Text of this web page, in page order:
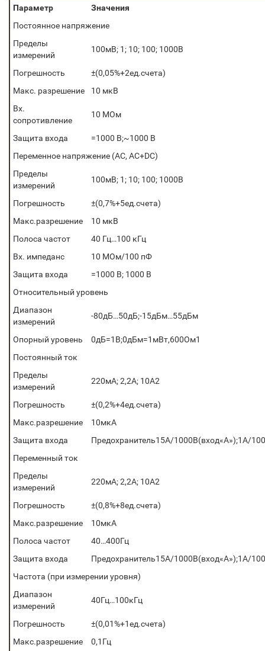
Параметр
Значения
Постоянное напряжение
Пределы
измерений
100мВ; 1; 10; 100; 1000В
Погрешность
±(0,05%+2ед.счета)
Макс. разрешение
10 мкВ
Вх.
сопротивление
10 МОм
Защита входа
=1000 В;~1000 В
Переменное напряжение (AC, AC+DС)
Пределы
измерений
100мВ; 1; 10; 100; 1000В
Погрешность
±(0,7%+5ед.счета)
Макс.разрешение
10 мкВ
Полоса частот
40 Гц…100 кГц
Вх. импеданс
10 МОм/100 пФ
Защита входа
=1000 В; 1000 В
Относительный уровень
Диапазон
измерений
-80дБ…50дБ;-15дБм…55дБм
Опорный уровень
0дБ=1В;0дБм=1мВт,600Ом1
Постоянный ток
Пределы
измерений
220мА; 2,2А; 10А2
Погрешность
±(0,2%+4ед.счета)
Макс.разрешение
10мкА
Защита входа
Предохранитель15А/1000В(вход«А»);1А/
Переменный ток
Пределы
измерений
220мА; 2,2А; 10А2
Погрешность
±(0,8%+8ед.счета)
Макс.разрешение
10мкА
Полоса частот
40…400Гц
Защита входа
Предохранитель15А/1000В(вход«А»);1А/
Частота (при измерении уровня)
Диапазон
измерений
40Гц…100кГц
Погрешность
±(0,01%+1ед.счета)
Макс.разрешение
0,1Гц